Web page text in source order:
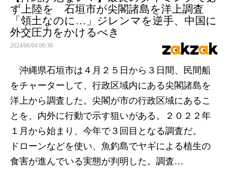
ず上陸を 石垣市が尖閣諸島を洋上調査
「領土なのに…」ジレンマを逆手、中国に
外交圧力をかけるべき
2024/06/04 06:30
沖縄県石垣市は４月２５日から３日間、民間船
をチャーターして、行政区域内にある尖閣諸島を
洋上から調査した。尖閣が市の行政区域にあるこ
とを、内外に行動で示す狙いがある。２０２２年
１月から始まり、今年で３回目となる調査だ。
ドローンなどを使い、魚釣島でヤギによる植生の
食害が進んでいる実態が判明した。調査…